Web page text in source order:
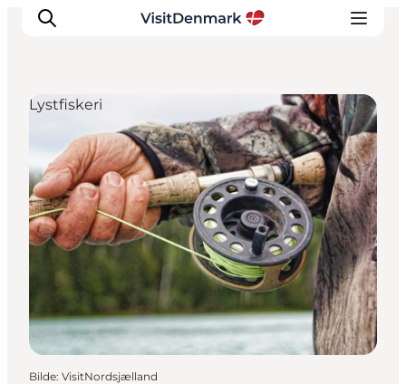
Inspirasjon
Reisemål
Aktiviteter
Overnatting
Planlegg reisen
Lystfiskeri
Bilde: VisitNordsjælland